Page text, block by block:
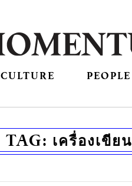
CULTURE PEOPLE
TAG: เครื่องเขียน